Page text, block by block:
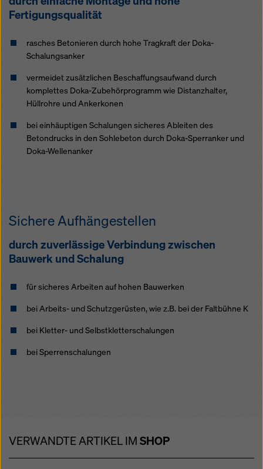
Fertigungsqualität
rasches Betonieren durch hohe Tragkraft der Doka-
Schalungsanker
vermeidet zusätzlichen Beschaffungsaufwand durch
komplettes Doka-Zubehörprogramm wie Distanzhalter,
Hüllrohre und Ankerkonen
bei einhäuptigen Schalungen sicheres Ableiten des
Betondrucks in den Sohlebeton durch Doka-Sperranker und
Doka-Wellenanker
Sichere Aufhängestellen
durch zuverlässige Verbindung zwischen
Bauwerk und Schalung
für sicheres Arbeiten auf hohen Bauwerken
bei Arbeits- und Schutzgerüsten, wie z.B. bei der Faltbühne K
bei Kletter- und Selbstkletterschalungen
bei Sperrenschalungen
VERWANDTE ARTIKEL IM SHOP
Überwachungszwecken unterliegen und dagegen
keine wirksamen Rechtsbehelfe zur Verfügung
Cookies ablehnen, indem Sie auf "Ablehnen" klicken
oder IhreCookie Einstellungen
klicken und die entsprechenden Checkboxen
verwenden. Sie können Ihre Einwilligung jederzeit
grundlos mit Wirkung für die Zukunft widerrufen,
indem Sie zB auf
Cookie Einstellungen am Ende
dieser Website klicken.
Weitere Informationen zu unseren Cookies finden Sie